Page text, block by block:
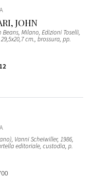
JOHN
Beans, Milano, Edizioni Toselli,
cm., brossura, pp.
Vanni Scheiwiller, 1986,
editoriale, custodia, p.